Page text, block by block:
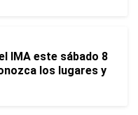
IMA este sábado 8
los lugares y